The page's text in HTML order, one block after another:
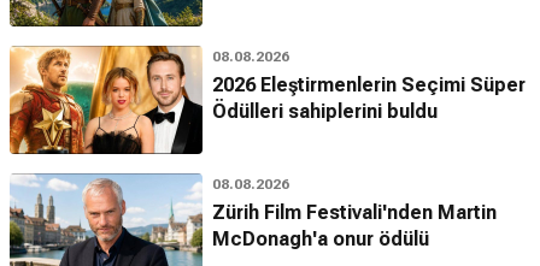
08.08.2026
2026 Eleştirmenlerin Seçimi Süper
Ödülleri sahiplerini buldu
08.08.2026
Zürih Film Festivali'nden Martin
McDonagh'a onur ödülü